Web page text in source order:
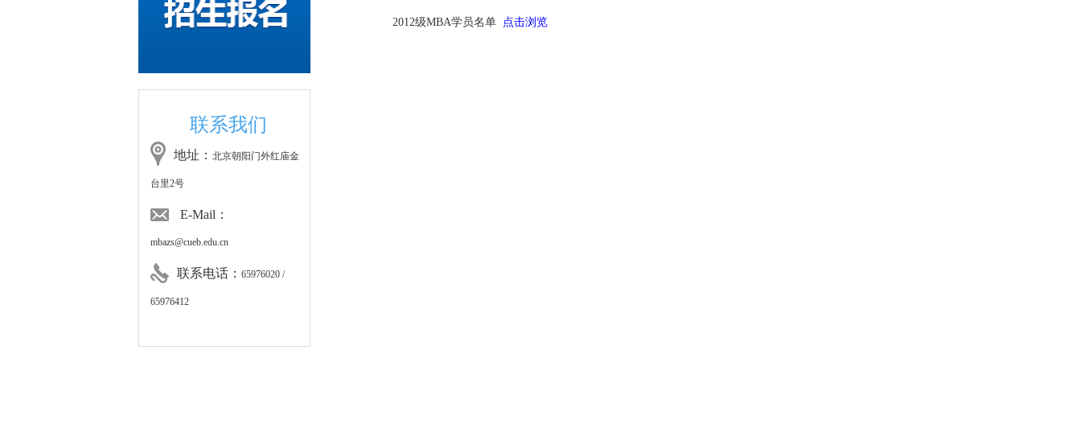
联系我们
地址： 北京朝阳门外红庙金
台里2号
E-Mail：
mbazs@cueb.edu.cn
联系电话： 65976020 /
65976412
2012级MBA学员名单 点击浏览